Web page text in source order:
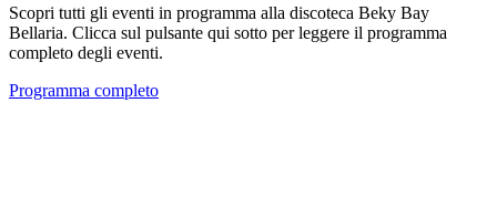
Scopri tutti gli eventi in programma alla discoteca Beky Bay
Bellaria. Clicca sul pulsante qui sotto per leggere il programma
completo degli eventi.
Programma completo